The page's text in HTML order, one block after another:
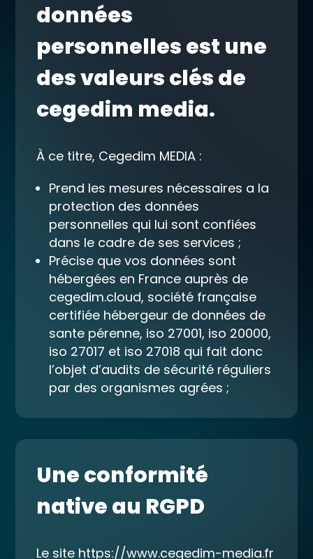
données
personnelles est une
des valeurs clés de
cegedim media.
À ce titre, Cegedim MEDIA :
Prend les mesures nécessaires a la
protection des données
personnelles qui lui sont confiées
dans le cadre de ses services ;
Précise que vos données sont
hébergées en France auprès de
cegedim.cloud, société française
certifiée hébergeur de données de
sante pérenne, iso 27001, iso 20000,
iso 27017 et iso 27018 qui fait donc
l’objet d’audits de sécurité réguliers
par des organismes agrées ;
Une conformité
native au RGPD
Le site https://www.cegedim-media.fr